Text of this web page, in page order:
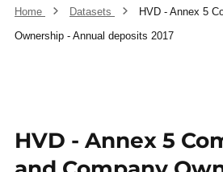
Home Datasets
HVD - Annex 5
Ownership - Annual deposits 2017
HVD - Annex 5